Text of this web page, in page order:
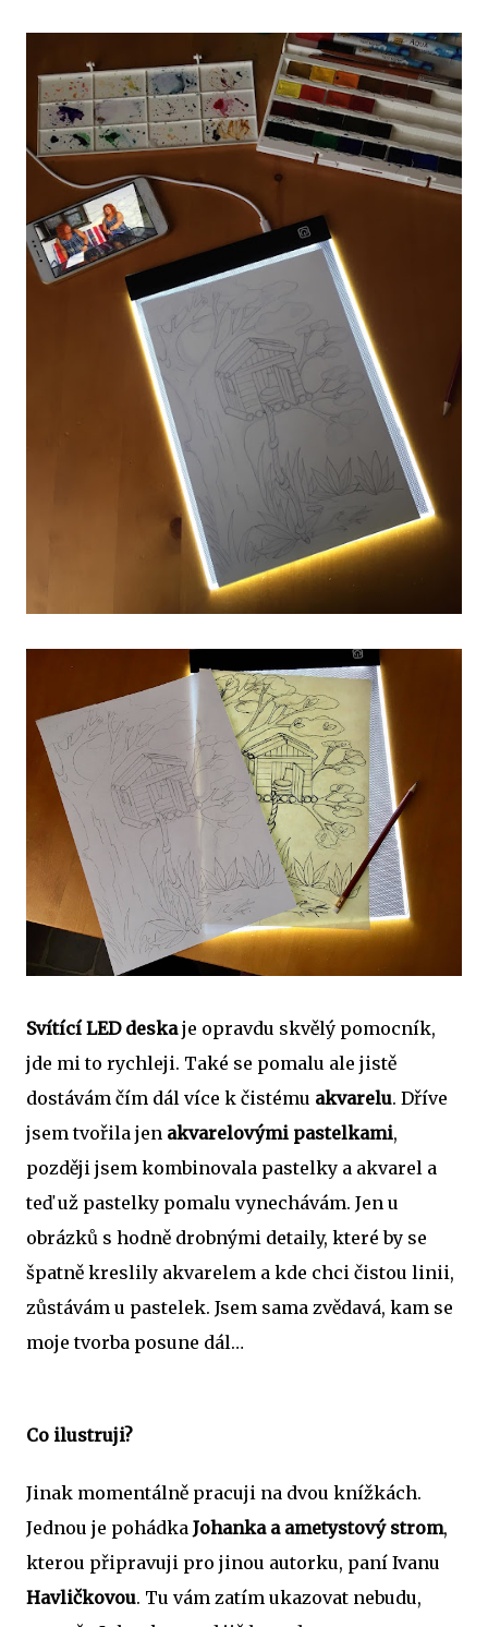
Svítící LED deskaje opravdu skvělý pomocník,
jde mi to rychleji. Také se pomalu ale jistě
dostávám čím dál více k čistému akvarelu. Dříve
jsem tvořila jen akvarelovými pastelkami,
později jsem kombinovala pastelky a akvarel a
teď už pastelky pomalu vynechávám. Jen u
obrázků s hodně drobnými detaily, které by se
špatně kreslily akvarelem a kde chci čistou linii,
zůstávám u pastelek. Jsem sama zvědavá, kam se
moje tvorba posune dál…
Co ilustruji?
Jinak momentálně pracuji na dvou knížkách.
Jednou je pohádka Johanka a ametystový strom,
kterou připravuji pro jinou autorku, paní Ivanu
Havličkovou. Tu vám zatím ukazovat nebudu,